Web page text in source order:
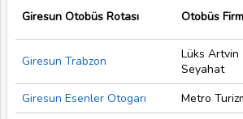
Giresun Otobüs Rotası Otobüs
Giresun Trabzon
Lüks Artvin
Seyahat
Giresun Esenler Otogarı Metro